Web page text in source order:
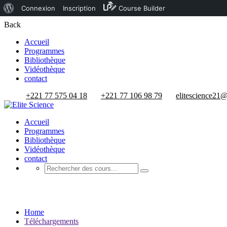
propos
de
WordPress
Connexion Inscription Course Builder
Back
Accueil
Programmes
Bibliothèque
Vidéothèque
contact
+221 77 575 04 18
+221 77 106 98 79
Accueil
Programmes
Bibliothèque
Vidéothèque
contact
Home
Téléchargements